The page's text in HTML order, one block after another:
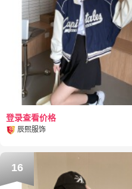
登录查看价格
辰熙服饰
16